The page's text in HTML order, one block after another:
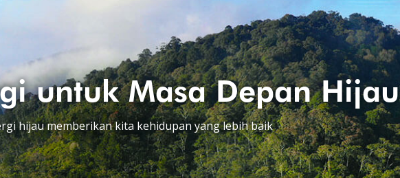
untuk Masa Depan Hijau
hijau memberikan kita kehidupan yang lebih baik